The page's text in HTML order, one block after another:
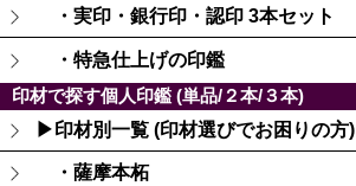
・実印・銀行印・認印 3本セット
・特急仕上げの印鑑
印材で探す個人印鑑 (単品/２本/３本)
▶印材別一覧 (印材選びでお困りの方)
・薩摩本柘